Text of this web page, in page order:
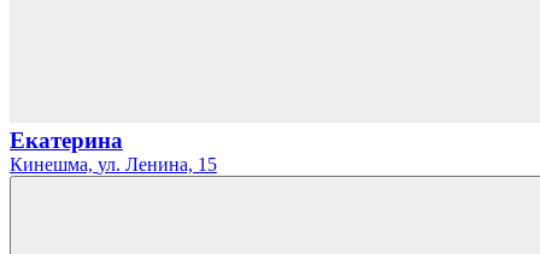
Екатерина
Кинешма, ул. Ленина, 15